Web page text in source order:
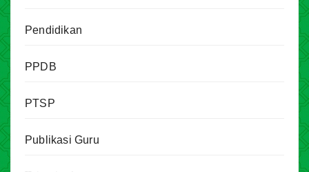
Pendidikan
PPDB
PTSP
Publikasi Guru